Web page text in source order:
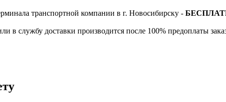
транспортной компании в г. Новосибирску -
в службу доставки производится после 100% предоплаты